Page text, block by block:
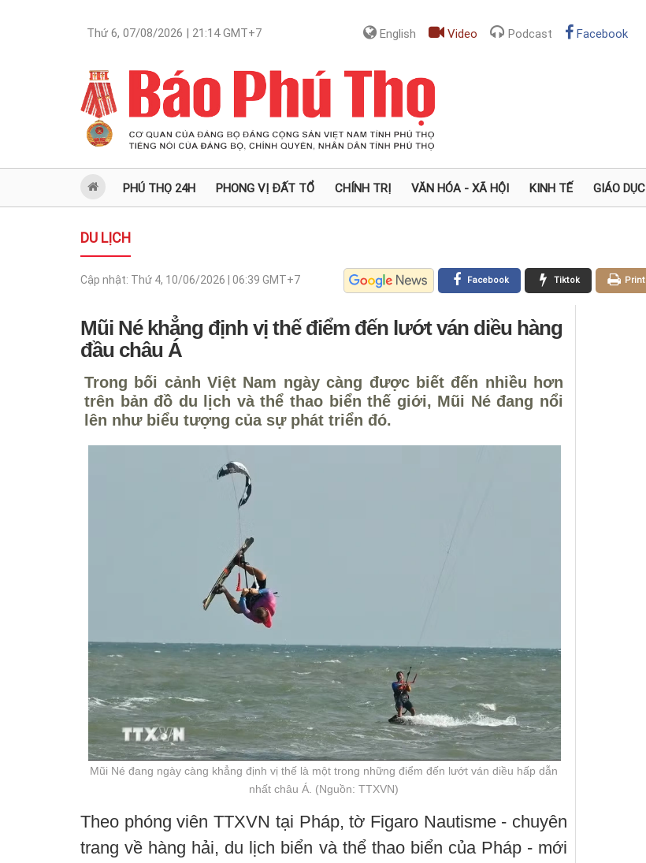
Thứ 6, 07/08/2026 | 21:14GMT+7 English Video Podcast Facebook
PHÚ THỌ 24H PHONG VỊ ĐẤT TỔ CHÍNH TRỊ VĂN HÓA - XÃ HỘI KINH TẾ GIÁO DỤC
DU LỊCH
Cập nhật: Thứ 4, 10/06/2026 | 06:39 GMT+7 Print
Tiktok
Facebook
Mũi Né khẳng định vị thế điểm đến lướt ván diều hàng
đầu châu Á
Trong bối cảnh Việt Nam ngày càng được biết đến nhiều hơn
trên bản đồ du lịch và thể thao biển thế giới, Mũi Né đang nổi
lên như biểu tượng của sự phát triển đó.
Mũi Né đang ngày càng khẳng định vị thế là một trong những điểm đến lướt ván diều hấp dẫn
nhất châu Á. (Nguồn: TTXVN)
Theo phóng viên TTXVN tại Pháp, tờ Figaro Nautisme - chuyên
trang về hàng hải, du lịch biển và thể thao biển của Pháp - mới